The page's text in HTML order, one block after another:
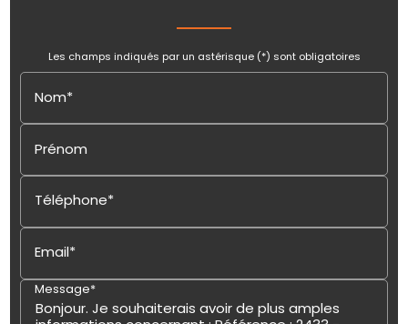
Les champs indiqués par un astérisque (*) sont obligatoires
Nom*
Prénom
Téléphone*
Email*
Message*